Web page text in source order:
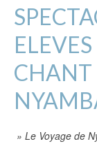
CHANT
» Le Voyage de